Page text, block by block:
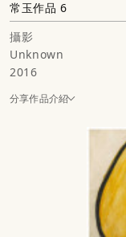
常玉作品 6
攝影
Unknown
2016
分享作品介紹